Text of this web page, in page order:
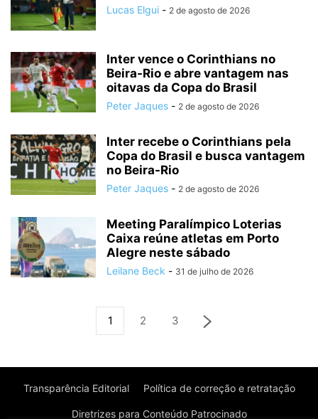
Lucas Elgui - 2 de agosto de 2026
Inter vence o Corinthians no
Beira-Rio e abre vantagem nas
oitavas da Copa do Brasil
Peter Jaques - 2 de agosto de 2026
Inter recebe o Corinthians pela
Copa do Brasil e busca vantagem
no Beira-Rio
Peter Jaques - 2 de agosto de 2026
Meeting Paralímpico Loterias
Caixa reúne atletas em Porto
Alegre neste sábado
Leilane Beck - 31 de julho de 2026
1 2 3
Transparência Editorial Política de correção e retratação
Diretrizes para Conteúdo Patrocinado